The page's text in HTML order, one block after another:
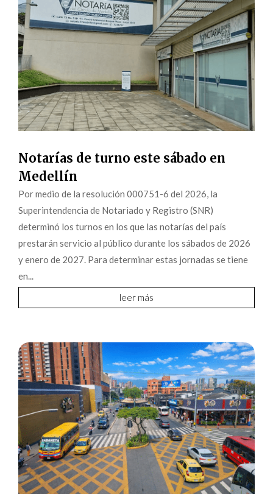
Notarías de turno este sábado en
Medellín
Por medio de la resolución 000751-6 del 2026, la
Superintendencia de Notariado y Registro (SNR)
determinó los turnos en los que las notarías del país
prestarán servicio al público durante los sábados de 2026
y enero de 2027. Para determinar estas jornadas se tiene
en...
leer más